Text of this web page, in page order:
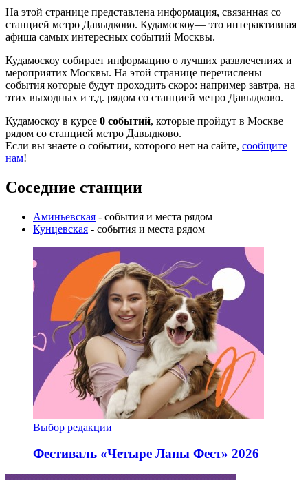
На этой странице представлена информация, связанная со
станцией метро Давыдково. Кудамоскоу— это интерактивная
афиша самых интересных событий Москвы.
Кудамоскоу собирает информацию о лучших развлечениях и
мероприятих Москвы. На этой странице перечислены
события которые будут проходить скоро: например завтра, на
этих выходных и т.д. рядом со станцией метро Давыдково.
Кудамоскоу в курсе 0 событий, которые пройдут в Москве
рядом со станцией метро Давыдково.
Если вы знаете о событии, которого нет на сайте, сообщите
нам!
Соседние станции
Аминьевская - события и места рядом
Кунцевская - события и места рядом
Выбор редакции
Фестиваль «Четыре Лапы Фест» 2026